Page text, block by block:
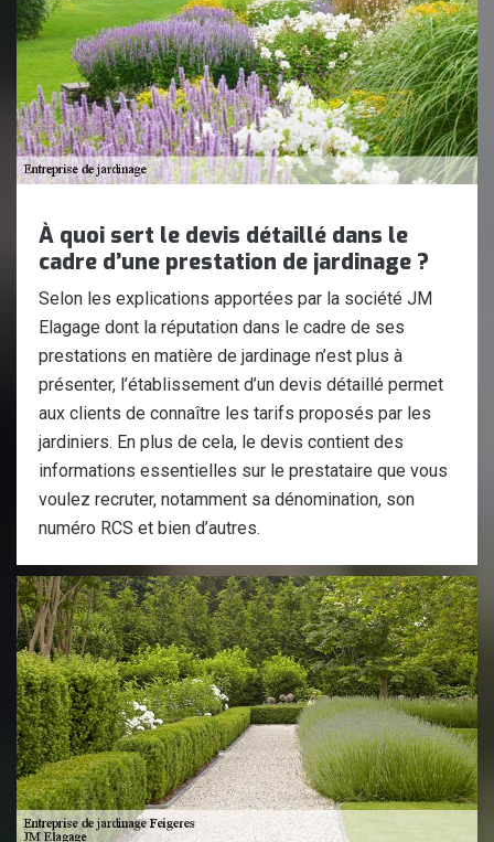
À quoi sert le devis détaillé dans le
cadre d’une prestation de jardinage ?
Selon les explications apportées par la société JM
Elagage dont la réputation dans le cadre de ses
prestations en matière de jardinage n’est plus à
présenter, l’établissement d’un devis détaillé permet
aux clients de connaître les tarifs proposés par les
jardiniers. En plus de cela, le devis contient des
informations essentielles sur le prestataire que vous
voulez recruter, notamment sa dénomination, son
numéro RCS et bien d’autres.